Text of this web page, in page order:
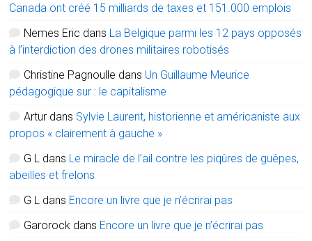
Canada ont créé 15 milliards de taxes et 151.000 emplois
Nemes Eric dans La Belgique parmi les 12 pays opposés
à l’interdiction des drones militaires robotisés
Christine Pagnoulle dans Un Guillaume Meurice
pédagogique sur : le capitalisme
Artur dans Sylvie Laurent, historienne et américaniste aux
propos « clairement à gauche »
G L dans Le miracle de l’ail contre les piqûres de guêpes,
abeilles et frelons
G L dans Encore un livre que je n’écrirai pas
Garorock dans Encore un livre que je n’écrirai pas